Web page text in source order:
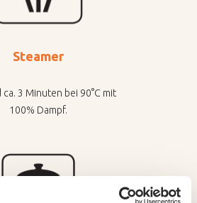
Steamer
3 Minuten bei 90°C mit
100% Dampf.